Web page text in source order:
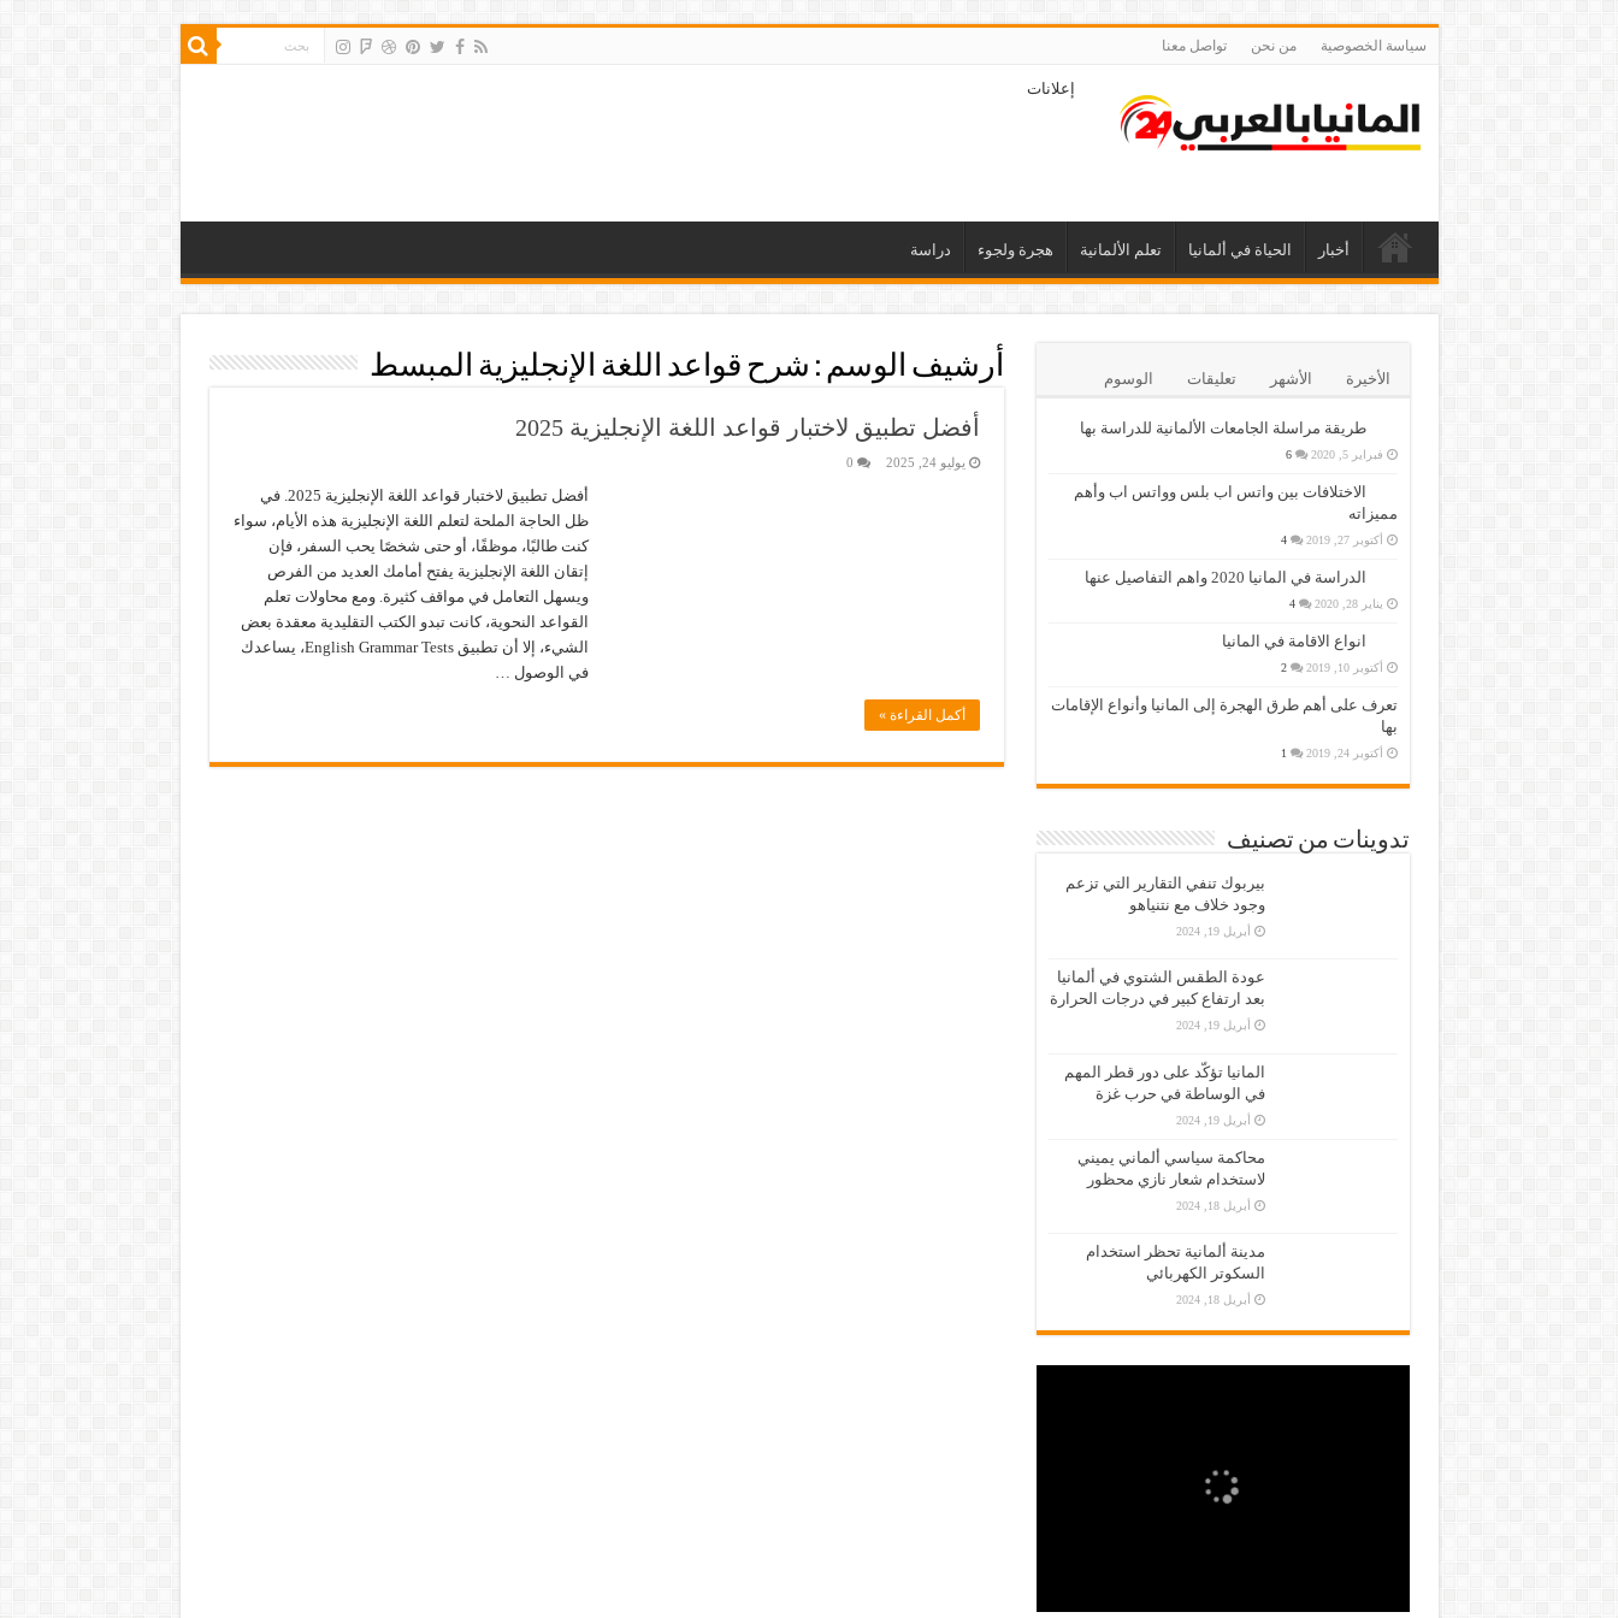
سياسة الخصوصية من نحن تواصل معنا
إعلانات
أخبار الحياة في ألمانيا تعلم الألمانية هجرة ولجوء دراسة
أرشيف الوسم : شرح قواعد اللغة الإنجليزية المبسط
أفضل تطبيق لاختبار قواعد اللغة الإنجليزية 2025
يوليو 24, 2025 0
أفضل تطبيق لاختبار قواعد اللغة الإنجليزية 2025. في
ظل الحاجة الملحة لتعلم اللغة الإنجليزية هذه الأيام، سواء
كنت طالبًا، موظفًا، أو حتى شخصًا يحب السفر، فإن
إتقان اللغة الإنجليزية يفتح أمامك العديد من الفرص
ويسهل التعامل في مواقف كثيرة. ومع محاولات تعلم
القواعد النحوية، كانت تبدو الكتب التقليدية معقدة بعض
الشيء، إلا أن تطبيق English Grammar Tests، يساعدك
في الوصول …
أكمل القراءة »
الأخيرة الأشهر تعليقات الوسوم
طريقة مراسلة الجامعات الألمانية للدراسة بها
فبراير 5, 2020 6
الاختلافات بين واتس اب بلس وواتس اب وأهم
مميزاته
أكتوبر 27, 2019 4
الدراسة في المانيا 2020 واهم التفاصيل عنها
يناير 28, 2020 4
انواع الاقامة في المانيا
أكتوبر 10, 2019 2
تعرف على أهم طرق الهجرة إلى المانيا وأنواع الإقامات
بها
أكتوبر 24, 2019 1
تدوينات من تصنيف
بيربوك تنفي التقارير التي تزعم
وجود خلاف مع نتنياهو
أبريل 19, 2024
عودة الطقس الشتوي في ألمانيا
بعد ارتفاع كبير في درجات الحرارة
أبريل 19, 2024
المانيا تؤكّد على دور قطر المهم
في الوساطة في حرب غزة
أبريل 19, 2024
محاكمة سياسي ألماني يميني
لاستخدام شعار نازي محظور
أبريل 18, 2024
مدينة ألمانية تحظر استخدام
السكوتر الكهربائي
أبريل 18, 2024